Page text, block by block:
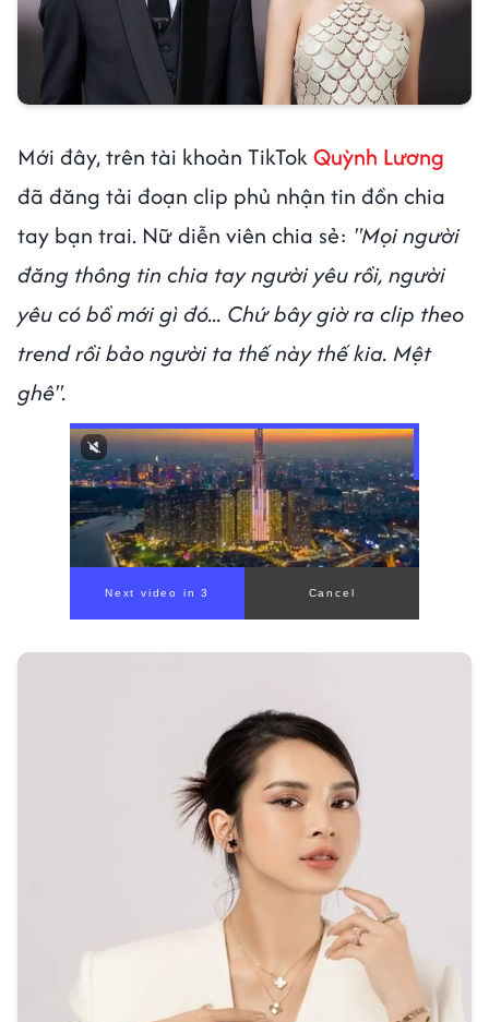
Mới đây, trên tài khoản TikTokQuỳnh Lương
đã đăng tải đoạn clip phủ nhận tin đồn chia
tay bạn trai. Nữ diễn viên chia sẻ: "Mọi người
đăng thông tin chia tay người yêu rồi, người
yêu có bồ mới gì đó... Chứ bây giờ ra clip theo
trend rồi bảo người ta thế này thế kia. Mệt
ghê".